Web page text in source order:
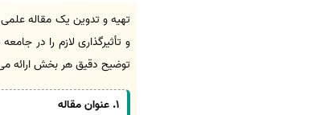
تهیه و تدوین یک مقاله
و تأثیرگذاری لازم را در
توضیح دقیق هر بخش ارائه
1. عنوان مقاله